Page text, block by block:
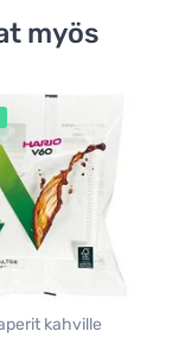
myös
kahville